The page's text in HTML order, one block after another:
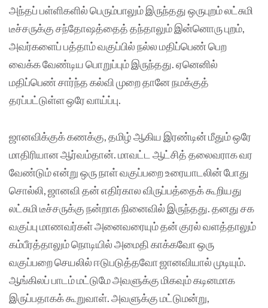
அந்தப் பள்ளிகளில் பெரும்பாலும் இருந்தது ஒருபுறம் லட்சுமி
டீச்சருக்கு சந்தோஷத்தைத் தந்தாலும் இன்னொரு புறம்,
அவர்களைப் பத்தாம் வகுப்பில் நல்ல மதிப்பெண் பெற
வைக்க வேண்டிய பொறுப்பும் இருந்தது. ஏனெனில்
மதிப்பெண் சார்ந்த கல்வி முறை தானே நமக்குத்
தரப்பட்டுள்ள ஒரே வாய்ப்பு.
ஜானவிக்குக் கணக்கு, தமிழ் ஆகிய இரண்டின் மீதும் ஒரே
மாதிரியான ஆர்வம்தான். மாவட்ட ஆட்சித் தலைவராக வர
வேண்டும் என்று ஒரு நாள் வகுப்பறை உரையாடலின் போது
சொல்லி, ஜானவி தன் எதிர்கால விருப்பத்தைக் கூறியது
லட்சுமி டீச்சருக்கு நன்றாக நினைவில் இருந்தது. தனது சக
வகுப்பு மாணவர்கள் அனைவரையும் தன் குரல் வளத்தாலும்
கம்பீரத்தாலும் நொடியில் அமைதி காக்கவோ ஒரு
வகுப்பறை செயலில் ஈடுபடுத்தவோ ஜானவியால் முடியும்.
ஆங்கிலப் பாடம் மட்டுமே அவளுக்கு மிகவும் கடினமாக
இருப்பதாகக் கூறுவாள். அவளுக்கு மட்டுமன்று,